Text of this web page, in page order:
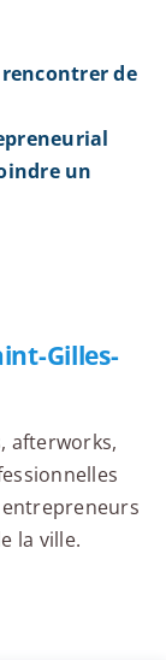
de
un
Gilles-
afterworks,
entrepreneurs
la ville.